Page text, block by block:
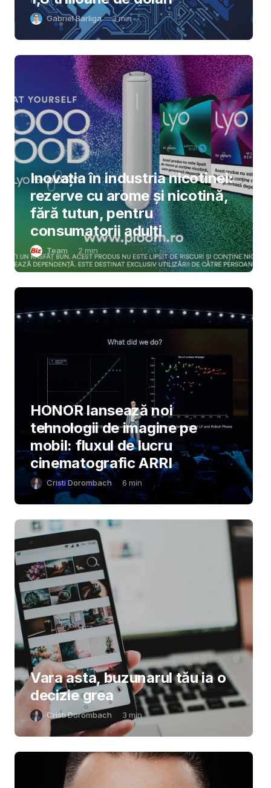
Gabriel Barliga 3min
Inovația în industria nicotinei:
rezerve cu arome și nicotină,
fără tutun, pentru
consumatorii adulți
Team 2 min
HONOR lansează noi
tehnologii de imagine pe
mobil: fluxul de lucru
cinematografic ARRI
Cristi Dorombach 6 min
Vara asta, buzunarul tău ia o
decizie grea
Cristi Dorombach 3 min